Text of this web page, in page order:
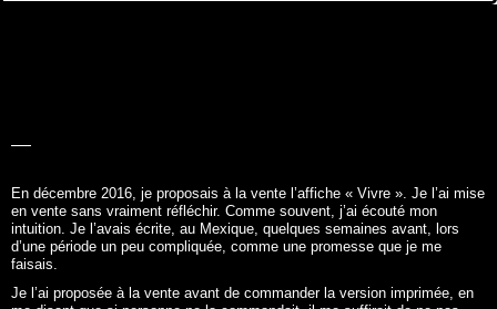
En décembre 2016, je proposais à la vente l’affiche « Vivre ». Je l’ai mise
en vente sans vraiment réfléchir. Comme souvent, j’ai écouté mon
intuition. Je l’avais écrite, au Mexique, quelques semaines avant, lors
d’une période un peu compliquée, comme une promesse que je me
faisais.
Je l’ai proposée à la vente avant de commander la version imprimée, en